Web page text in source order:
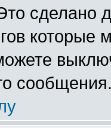
сделано